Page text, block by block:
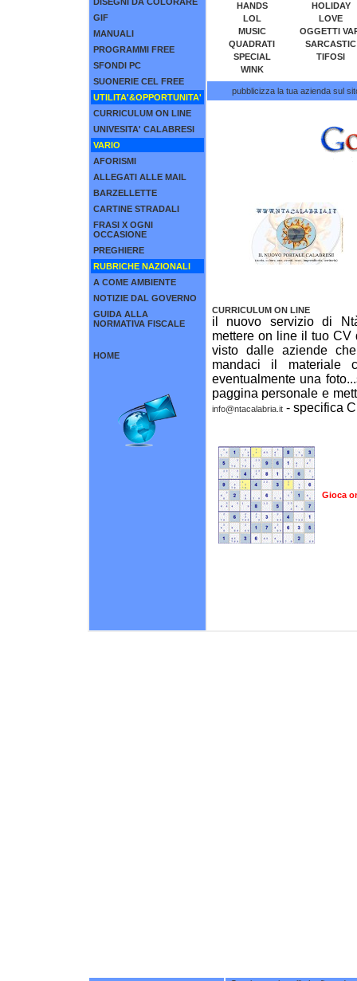
GIF
MANUALI
PROGRAMMI FREE
SFONDI PC
SUONERIE CEL FREE
UTILITA'&OPPORTUNITA'
CURRICULUM ON LINE
UNIVESITA' CALABRESI
VARIO
AFORISMI
ALLEGATI ALLE MAIL
BARZELLETTE
CARTINE STRADALI
FRASI X OGNI
OCCASIONE
PREGHIERE
RUBRICHE NAZIONALI
A COME AMBIENTE
NOTIZIE DAL GOVERNO
GUIDA ALLA
NORMATIVA FISCALE
HOME
HANDS
HOLIDAY
LOL
LOVE
MUSIC
OGGETTI
QUADRATI
SARCASTIC
SPECIAL
TIFOSI
WINK
pubblicizza la tua azienda sul
CURRICULUM ON LINE
il nuovo servizio di
mettere on line il tuo
visto dalle aziende
mandaci il materiale
eventualmente una
paggina personale e
info@ntacalabria.it- specifica
Gioca